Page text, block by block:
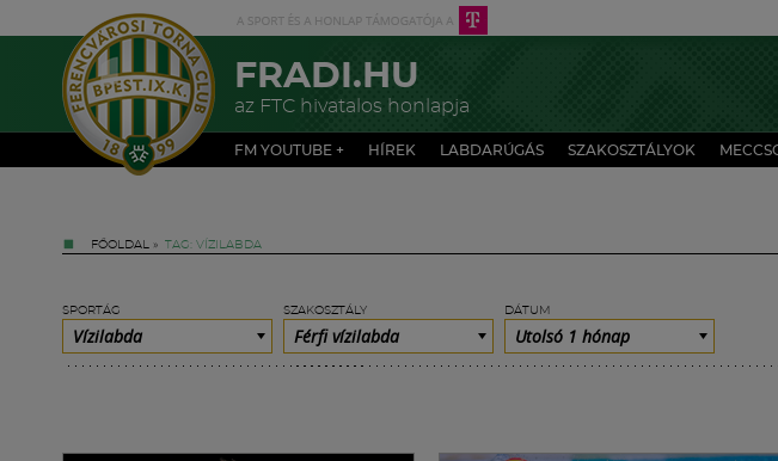
FRADI.HU
az FTC hivatalos honlapja
FM YOUTUBE + HÍREK LABDARÚGÁS SZAKOSZTÁLYOK
FŐOLDAL » TAG: VÍZILABDA
SPORTÁG
Vízilabda
SZAKOSZTÁLY
Férfi vízilabda
DÁTUM
Utolsó 1 hónap